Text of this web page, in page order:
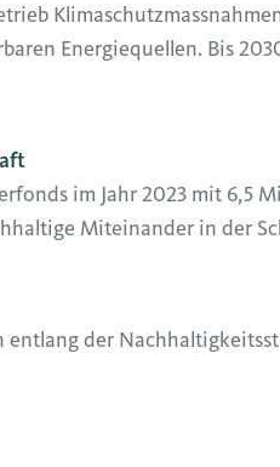
Energiequellen. Bis
im Jahr 2023 mit 6,5
Miteinander in der
der